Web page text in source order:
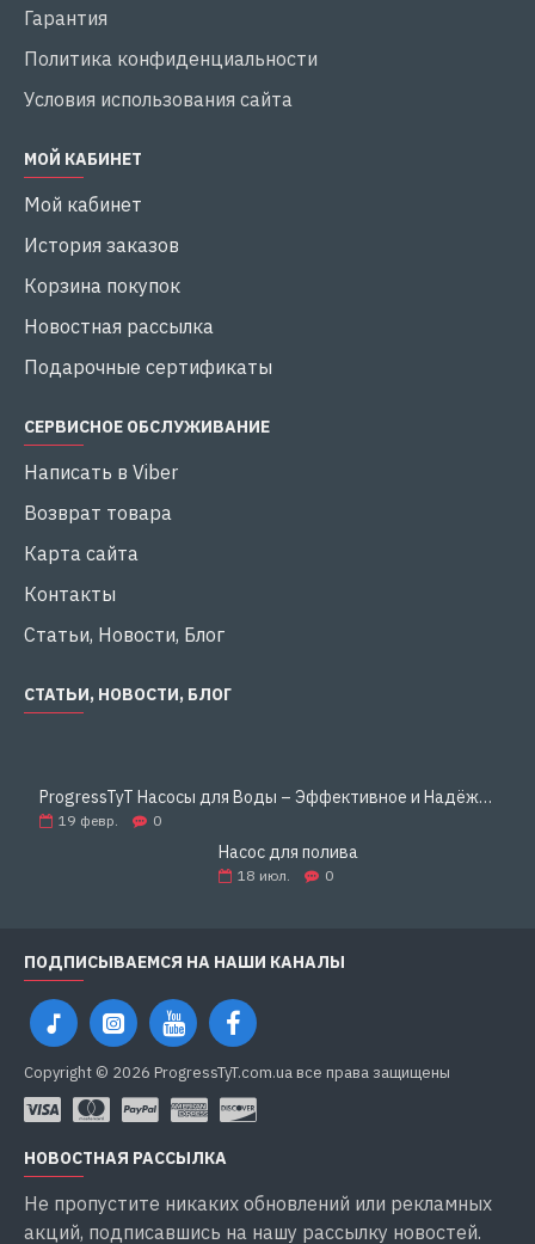
Гарантия
Политика конфиденциальности
Условия использования сайта
МОЙ КАБИНЕТ
Мой кабинет
История заказов
Корзина покупок
Новостная рассылка
Подарочные сертификаты
СЕРВИСНОЕ ОБСЛУЖИВАНИЕ
Написать в Viber
Возврат товара
Карта сайта
Контакты
Статьи, Новости, Блог
СТАТЬИ, НОВОСТИ, БЛОГ
ProgressTyT Насосы для Воды – Эффективное и Надёжное Решение для Дома и Бизнеса
19 февр. 0
Насос для полива
18 июл. 0
ПОДПИСЫВАЕМСЯ НА НАШИ КАНАЛЫ
Copyright © 2026 ProgressTyT.com.ua все права защищены
НОВОСТНАЯ РАССЫЛКА
Не пропустите никаких обновлений или рекламных
акций, подписавшись на нашу рассылку новостей.